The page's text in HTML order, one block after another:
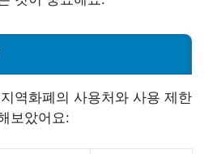
역화폐의 사용처와 사용 제한
보았어요: